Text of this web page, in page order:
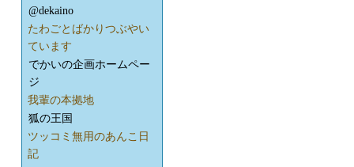
@dekaino
たわごとばかりつぶやい
ています
でかいの企画ホームペー
ジ
我輩の本拠地
狐の王国
ツッコミ無用のあんこ日
記